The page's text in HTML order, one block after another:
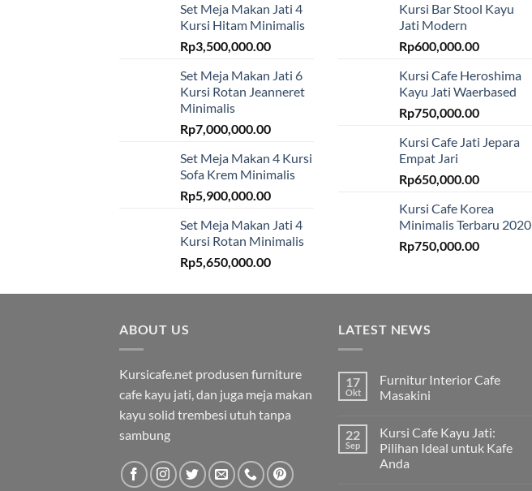
Set Meja Makan Jati 4
Kursi Hitam Minimalis
Rp3,500,000.00
Set Meja Makan Jati 6
Kursi Rotan Jeanneret
Minimalis
Rp7,000,000.00
Set Meja Makan 4 Kursi
Sofa Krem Minimalis
Rp5,900,000.00
Set Meja Makan Jati 4
Kursi Rotan Minimalis
Rp5,650,000.00
Kursi Bar Stool Kayu
Jati Modern
Rp600,000.00
Kursi Cafe Heroshima
Kayu Jati Waerbased
Rp750,000.00
Kursi Cafe Jati Jepara
Empat Jari
Rp650,000.00
Kursi Cafe Korea
Minimalis Terbaru 2020
Rp750,000.00
ABOUT US
Kursicafe.net produsen furniture
cafe kayu jati, dan juga meja makan
kayu solid trembesi utuh tanpa
sambung
LATEST NEWS
17
Okt
Furnitur Interior Cafe
Masakini
22
Sep
Kursi Cafe Kayu Jati:
Pilihan Ideal untuk Kafe
Anda